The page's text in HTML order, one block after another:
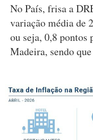
No País, frisa a
variação média de
ou seja, 0,8 pontos
Madeira, sendo